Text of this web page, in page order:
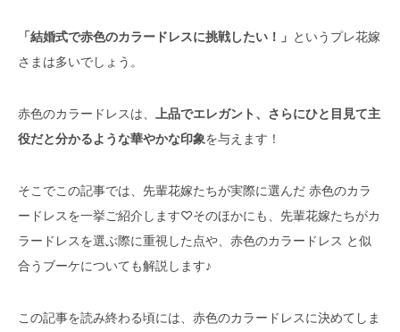
「結婚式で赤色のカラードレスに挑戦したい！」 というプレ花嫁
さまは多いでしょう。
赤色のカラードレスは、 上品でエレガント、さらにひと目見て主
役だと分かるような華やかな印象を与えます！
そこでこの記事では、先輩花嫁たちが実際に選んだ 赤色のカラ
ードレスを一挙ご紹介します♡そのほかにも、先輩花嫁たちがカ
ラードレスを選ぶ際に重視した点や、赤色のカラードレス と似
合うブーケについても解説します♪
この記事を読み終わる頃には、赤色のカラードレスに決めてしま